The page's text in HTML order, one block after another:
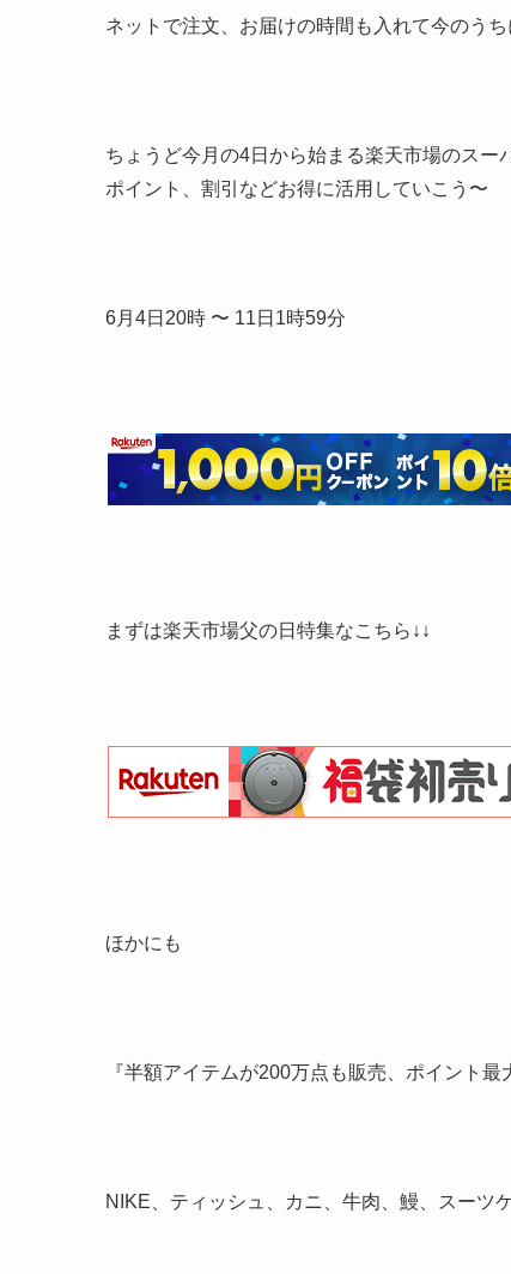
ネットで注文、お届けの時間も入れて今のうち
ちょうど今月の4日から始まる楽天市場のス
ポイント、割引などお得に活用していこう〜
6月4日20時 〜 11日1時59分
まずは楽天市場父の日特集なこちら↓↓
ほかにも
『半額アイテムが200万点も販売、ポイント最
NIKE、ティッシュ、カニ、牛肉、鰻、スーツ